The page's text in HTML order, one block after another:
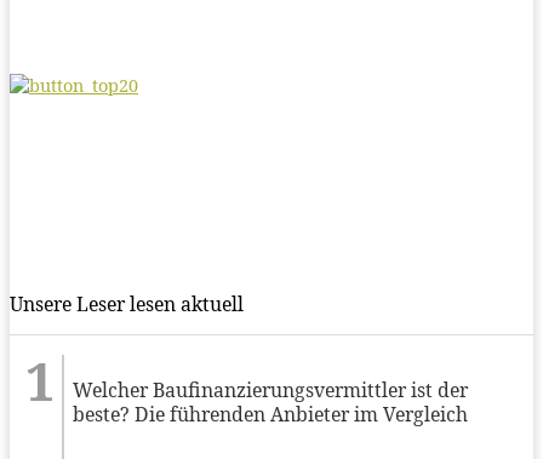
Unsere Leser lesen aktuell
Welcher Baufinanzierungsvermittler ist der
beste? Die führenden Anbieter im Vergleich